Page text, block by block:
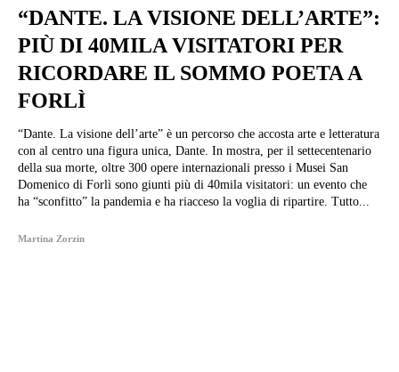
“DANTE. LA VISIONE DELL’ARTE”:
PIÙ DI 40MILA VISITATORI PER
RICORDARE IL SOMMO POETA A
FORLÌ
“Dante. La visione dell’arte” è un percorso che accosta arte e letteratura
con al centro una figura unica, Dante. In mostra, per il settecentenario
della sua morte, oltre 300 opere internazionali presso i Musei San
Domenico di Forlì sono giunti più di 40mila visitatori: un evento che
ha “sconfitto” la pandemia e ha riacceso la voglia di ripartire. Tutto...
Martina Zorzin